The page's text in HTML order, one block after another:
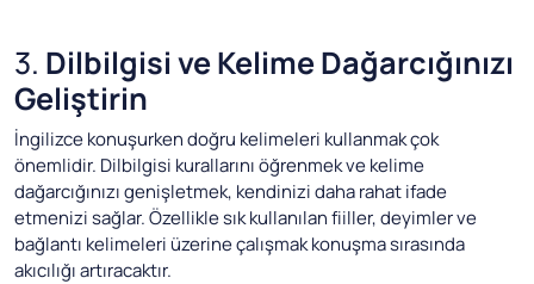
3. Dilbilgisi ve Kelime Dağarcığınızı
Geliştirin
İngilizce konuşurken doğru kelimeleri kullanmak çok
önemlidir. Dilbilgisi kurallarını öğrenmek ve kelime
dağarcığınızı genişletmek, kendinizi daha rahat ifade
etmenizi sağlar. Özellikle sık kullanılan fiiller, deyimler ve
bağlantı kelimeleri üzerine çalışmak konuşma sırasında
akıcılığı artıracaktır.